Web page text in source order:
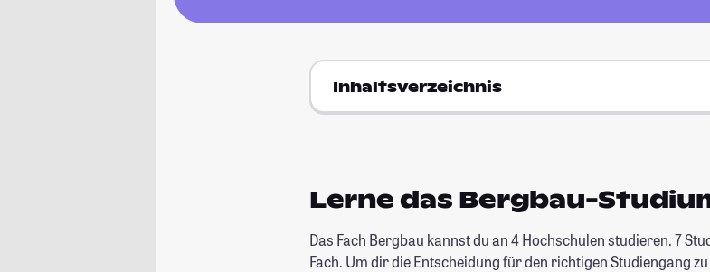
Inhaltsverzeichnis
Lerne das Bergbau-
Das Fach Bergbau kannst du an 4 Hochschulen studieren. 7
Fach. Um dir die Entscheidung für den richtigen Studiengang